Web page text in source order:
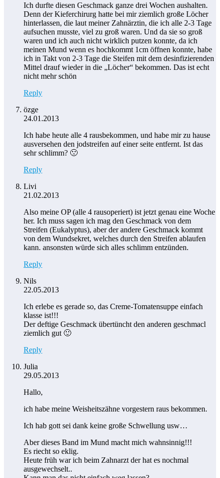
Ich durfte diesen Geschmack ganze drei Wochen aushalten.
Denn der Kieferchirurg hatte bei mir ziemlich große Löcher
hinterlassen, die laut meiner Zahnärztin, die ich alle 2-3 Tage
aufsuchen musste, viel zu groß waren. Und da sie so groß
waren und ich auch nicht wirklich putzen konnte, da ich
meinen Mund wenn es hochkommt 1cm öffnen konnte, habe
ich in Takt von 2-3 Tage die Steifen mit dem desinfizierenden
Mittel drauf wieder in die „Löcher“ bekommen. Das ist echt
nicht mehr schön
Reply
özge
24.01.2013
Ich habe heute alle 4 rausbekommen, und habe mir zu hause
ausversehen den jodstreifen auf einer seite entfernt. Ist das
sehr schlimm? 🙁
Reply
Livi
21.02.2013
Also meine OP (alle 4 rausoperiert) ist jetzt genau eine Woche
her. Ich muss sagen ich mag den Geschmack von dem
Streifen (Eukalyptus), aber der andere Geschmack kommt
von dem Wundsekret, welches durch den Streifen ablaufen
kann. ansonsten würde sich alles schlimm entzünden.
Reply
Nils
22.05.2013
Ich erlebe es gerade so, das Creme-Tomatensuppe einfach
klasse ist!!!
Der deftige Geschmack übertüncht den anderen geschmacl
ziemlich gut 🙂
Reply
Julia
29.05.2013
Hallo,
ich habe meine Weisheitszähne vorgestern raus bekommen.
Ich hab gott sei dank keine große Schwellung usw…
Aber dieses Band im Mund macht mich wahnsinnig!!!
Es riecht so eklig.
Heute früh war ich beim Zahnarzt der hat es nochmal
ausgewechselt..